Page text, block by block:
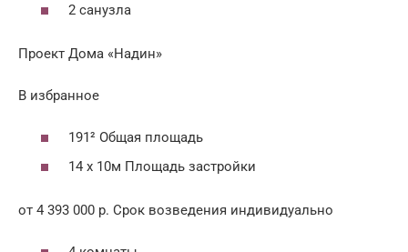
2 санузла
Проект Дома «Надин»
В избранное
191² Общая площадь
14 x 10м Площадь застройки
от 4 393 000 р. Срок возведения индивидуально